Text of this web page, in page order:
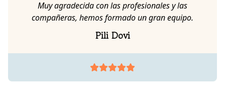
Carla Besteiro Ramírez